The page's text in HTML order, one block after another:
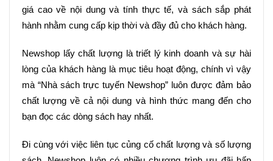
giá cao về nội dung và tính thực tế, và sách sắp phát
hành nhằm cung cấp kịp thời và đầy đủ cho khách hàng.
Newshop lấy chất lượng là triết lý kinh doanh và sự hài
lòng của khách hàng là mục tiêu hoạt động, chính vì vậy
mà “Nhà sách trực tuyến Newshop” luôn được đảm bảo
chất lượng về cả nội dung và hình thức mang đến cho
bạn đọc các dòng sách hay nhất.
Đi cùng với việc liên tục củng cố chất lượng và số lượng